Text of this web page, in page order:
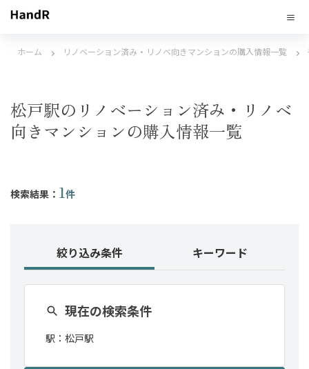
ホーム リノベーション済み・リノベ向きマンションの購入情報一覧
松戸駅のリノベーション済み・リノベ
向きマンションの購入情報一覧
検索結果： 1件
絞り込み条件 キーワード
現在の検索条件
駅： 松戸駅